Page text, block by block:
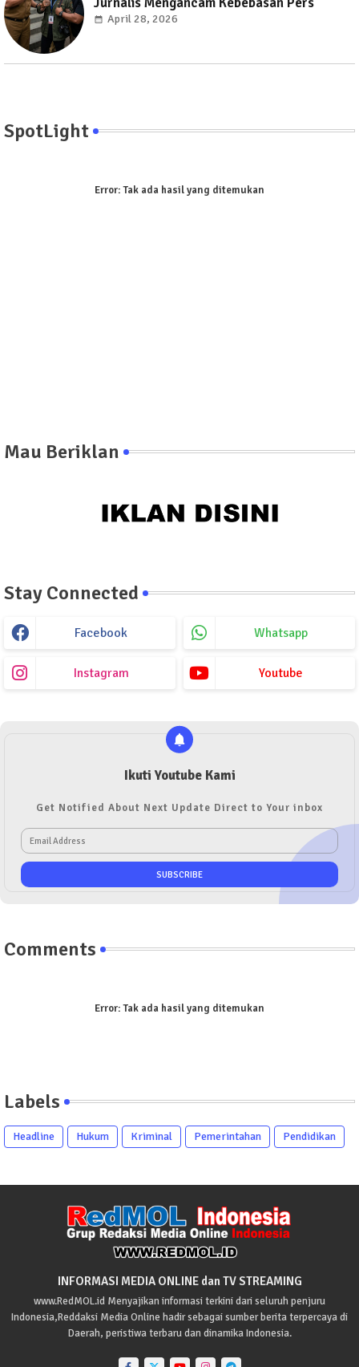
April 28, 2026
SpotLight
Error:Tak ada hasil yang ditemukan
Mau Beriklan
Stay Connected
Facebook Whatsapp
Instagram Youtube
Ikuti Youtube Kami
Get Notified About Next Update Direct to Your inbox
Comments
Error:Tak ada hasil yang ditemukan
Labels
Headline Hukum Kriminal Pemerintahan Pendidikan
INFORMASI MEDIA ONLINE dan TV STREAMING
www.RedMOL.id Menyajikan informasi terkini dari seluruh penjuru
Indonesia,Reddaksi Media Online hadir sebagai sumber berita terpercaya di
Daerah, peristiwa terbaru dan dinamika Indonesia.